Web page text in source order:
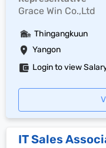
Grace Win Co.,Ltd
Yangon
Thingangkuun
Login to view
IT Sales